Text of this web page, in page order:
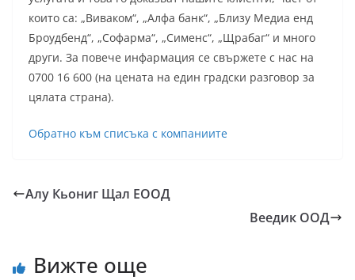
които са: „Виваком“, „Алфа банк“, „Близу Медиа енд
Броудбенд“, „Софарма“, „Сименс“, „Щрабаг“ и много
други. За повече инфармация се свържете с нас на
0700 16 600 (на цената на един градски разговор за
цялата страна).
Обратно към списъка с компаниите
Алу Кьониг Щал ЕООД
Веедик ООД
Вижте още